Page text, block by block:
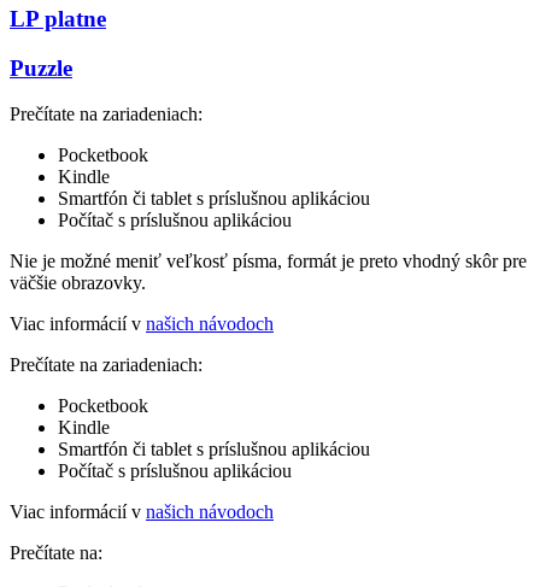
LP platne
Puzzle
Prečítate na zariadeniach:
Pocketbook
Kindle
Smartfón či tablet s príslušnou aplikáciou
Počítač s príslušnou aplikáciou
Nie je možné meniť veľkosť písma, formát je preto vhodný skôr pre
väčšie obrazovky.
Viac informácií v našich návodoch
Prečítate na zariadeniach:
Pocketbook
Kindle
Smartfón či tablet s príslušnou aplikáciou
Počítač s príslušnou aplikáciou
Viac informácií v našich návodoch
Prečítate na: